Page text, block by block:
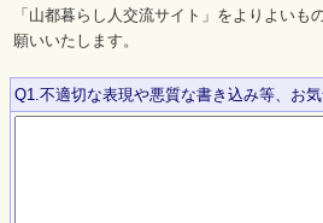
「山都暮らし人交流サイト」をよりよい
願いいたします。
Q1.不適切な表現や悪質な書き込み等、お